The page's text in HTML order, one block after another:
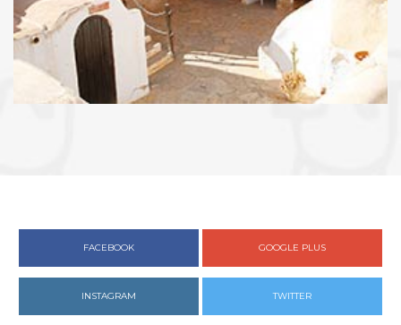
FACEBOOK GOOGLE PLUS
INSTAGRAM TWITTER